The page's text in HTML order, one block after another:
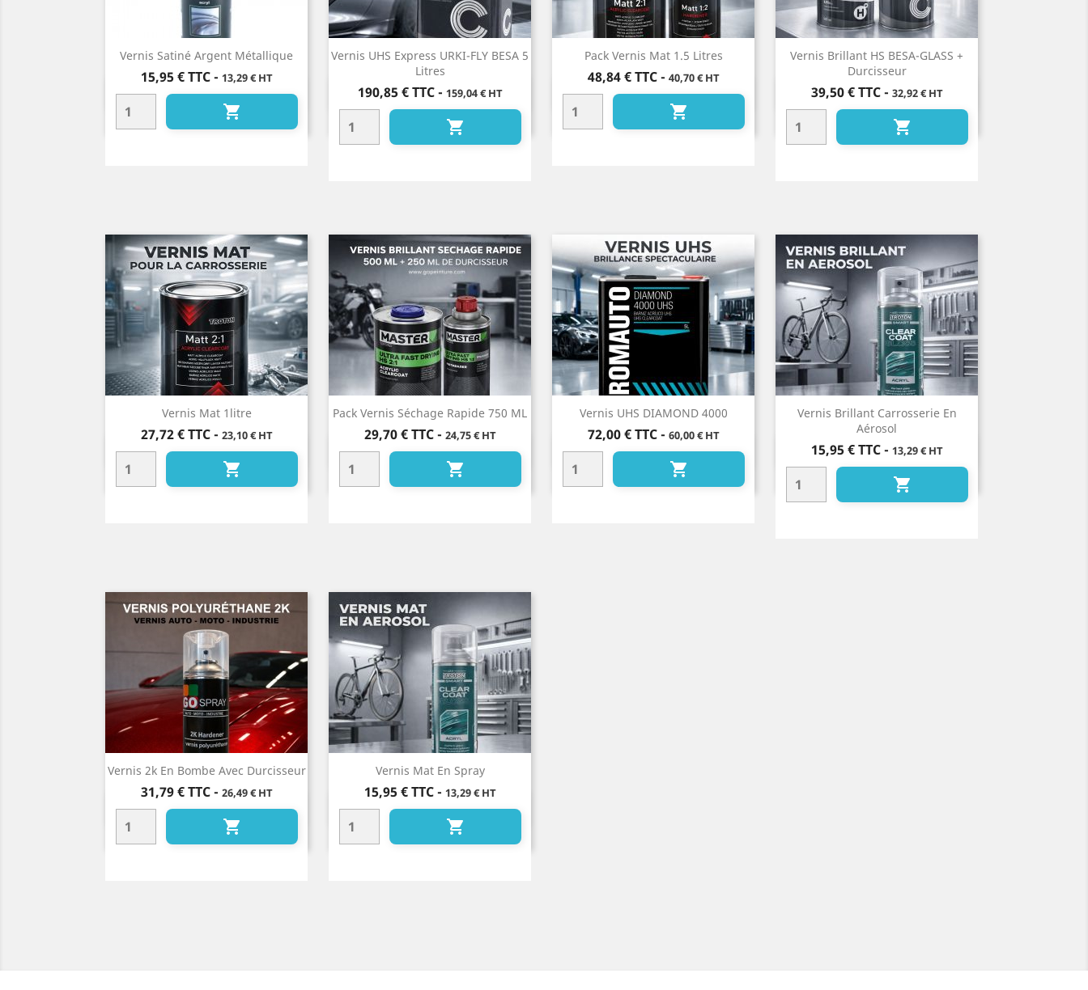
Vernis Satiné Argent Métallique
Prix
15,95 € TTC- 13,29 € HT

Aperçu rapide
Vernis UHS Express URKI-FLY BESA 5
Litres
Prix
190,85 € TTC- 159,04 € HT

Aperçu rapide
Pack Vernis Mat 1.5 Litres
Prix
48,84 € TTC- 40,70 € HT

Aperçu rapide
Vernis Brillant HS BESA-GLASS +
Durcisseur
Prix
39,50 € TTC- 32,92 € HT

Aperçu rapide
Vernis Mat 1litre
Prix
27,72 € TTC- 23,10 € HT

Aperçu rapide
Pack Vernis Séchage Rapide 750 ML
Prix
29,70 € TTC- 24,75 € HT

Aperçu rapide
Vernis UHS DIAMOND 4000
Prix
72,00 € TTC- 60,00 € HT

Aperçu rapide
Vernis Brillant Carrosserie En
Aérosol
Prix
15,95 € TTC- 13,29 € HT

Aperçu rapide
Vernis 2k En Bombe Avec Durcisseur
Prix
31,79 € TTC- 26,49 € HT

Aperçu rapide
Vernis Mat En Spray
Prix
15,95 € TTC- 13,29 € HT

Aperçu rapide